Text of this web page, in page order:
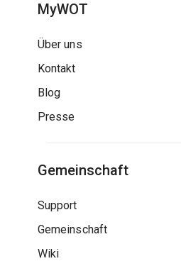
MyWOT
Über uns
Kontakt
Blog
Presse
Gemeinschaft
Support
Gemeinschaft
Wiki